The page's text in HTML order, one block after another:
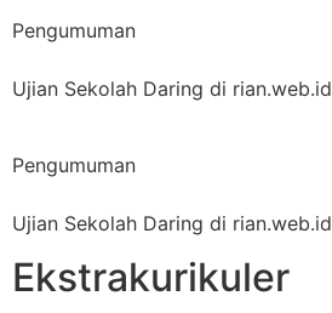
Pengumuman
Ujian Sekolah Daring di rian.web.id
Pengumuman
Ujian Sekolah Daring di rian.web.id
Ekstrakurikuler